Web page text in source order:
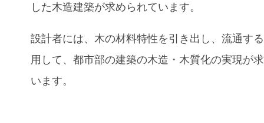
した木造建築が求められています。
設計者には、木の材料特性を引き出し、流通す
用して、都市部の建築の木造・木質化の実現が
います。